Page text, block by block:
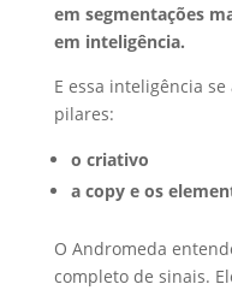
em segmentações
em inteligência.
E essa inteligência
pilares:
o criativo
a copy e os
O Andromeda
completo de sinais.